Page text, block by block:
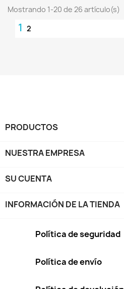
Mostrando 1-20 de 26 artículo(s)
1 2
PRODUCTOS
NUESTRA EMPRESA
SU CUENTA
INFORMACIÓN DE LA TIENDA
Política de seguridad
Política de envío